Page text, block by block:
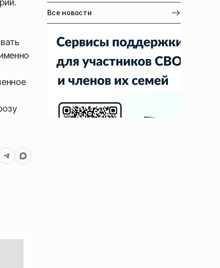
Все новости